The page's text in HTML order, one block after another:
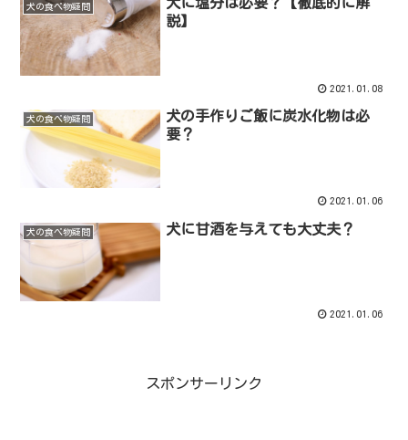
犬の食べ物疑問
犬に塩分は必要？【徹底的に解
説】
2021.01.08
犬の食べ物疑問
犬の手作りご飯に炭水化物は必
要？
2021.01.06
犬の食べ物疑問 犬に甘酒を与えても大丈夫？
2021.01.06
スポンサーリンク